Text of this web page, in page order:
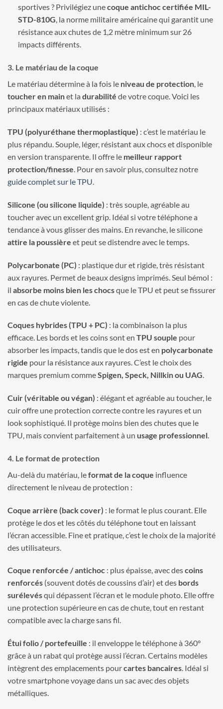
sportives ? Privilégiez unecoque antichoc certifiée MIL-
STD-810G, la norme militaire américaine qui garantit une
résistance aux chutes de 1,2 mètre minimum sur 26
impacts différents.
3. Le matériau de la coque
Le matériau détermine à la fois le niveau de protection, le
toucher en mainet la durabilité de votre coque. Voici les
principaux matériaux utilisés :
TPU (polyuréthane thermoplastique) : c’est le matériau le
plus répandu. Souple, léger, résistant aux chocs et disponible
en version transparente. Il offre le meilleur rapport
protection/finesse. Pour en savoir plus, consultez notre
guide complet sur le TPU.
Silicone (ou silicone liquide) : très souple, agréable au
toucher avec un excellent grip. Idéal si votre téléphone a
tendance à vous glisser des mains. En revanche, le silicone
attire la poussière et peut se distendre avec le temps.
Polycarbonate (PC) : plastique dur et rigide, très résistant
aux rayures. Permet de beaux designs imprimés. Seul bémol :
il absorbe moins bien les chocsque le TPU et peut se fissurer
en cas de chute violente.
Coques hybrides (TPU + PC) : la combinaison la plus
efficace. Les bords et les coins sont en TPU souple pour
absorber les impacts, tandis que le dos est en polycarbonate
rigide pour la résistance aux rayures. C’est le choix des
marques premium commeSpigen, Speck, Nillkin ou UAG.
Cuir (véritable ou végan) : élégant et agréable au toucher, le
cuir offre une protection correcte contre les rayures et un
look sophistiqué. Il protège moins bien des chutes que le
TPU, mais convient parfaitement à un usage professionnel.
4. Le format de protection
Au-delà du matériau, leformat de la coque influence
directement le niveau de protection :
Coque arrière (back cover) : le format le plus courant. Elle
protège le dos et les côtés du téléphone tout en laissant
l’écran accessible. Fine et pratique, c’est le choix de la majorité
des utilisateurs.
Coque renforcée / antichoc : plus épaisse, avec descoins
renforcés (souvent dotés de coussins d’air) et des bords
surélevésqui dépassent l’écran et le module photo. Elle offre
une protection supérieure en cas de chute, tout en restant
compatible avec la charge sans fil.
Étui folio / portefeuille : il enveloppe le téléphone à 360°
grâce à un rabat qui protège aussi l’écran. Certains modèles
intègrent des emplacements pourcartes bancaires. Idéal si
votre smartphone voyage dans un sac avec des objets
métalliques.